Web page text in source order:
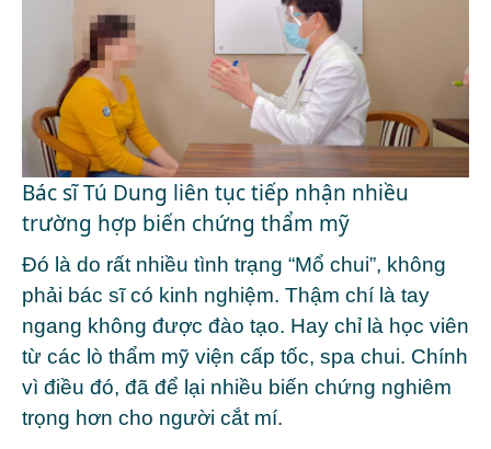
Bác sĩ Tú Dung liên tục tiếp nhận nhiều
trường hợp biến chứng thẩm mỹ
Đó là do rất nhiều tình trạng “Mổ chui”, không
phải bác sĩ có kinh nghiệm. Thậm chí là tay
ngang không được đào tạo. Hay chỉ là học viên
từ các lò thẩm mỹ viện cấp tốc, spa chui. Chính
vì điều đó, đã để lại nhiều biến chứng nghiêm
trọng hơn cho người cắt mí.